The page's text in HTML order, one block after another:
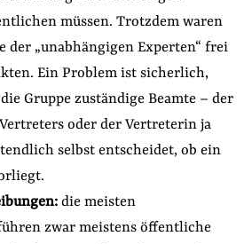
müssen. Trotzdem waren
der „unabhängigen Experten“ frei
Ein Problem ist sicherlich,
Gruppe zuständige Beamte – der
oder der Vertreterin ja
selbst entscheidet, ob ein
die meisten
zwar meistens öffentliche